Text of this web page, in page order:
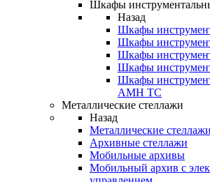
Шкафы
Назад
Шкафы
Шкафы
Шкафы
Шкафы
Шкафы
AMH TC
Металлические стеллажи
Назад
Металлические стеллажи
Архивные стеллажи
Мобильные архивы
Мобильный архив с